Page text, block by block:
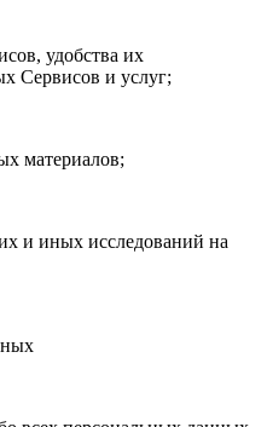
удобства их
Сервисов и услуг;
материалов;
и иных исследований на